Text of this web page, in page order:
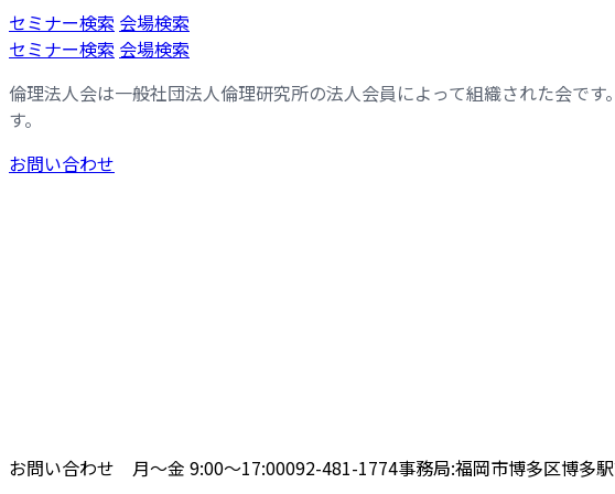
コ
ン
ン
ツ
へ
ス
ナ
ビ
ー
シ
ョ
ン
セミナー検索 会場検索
セミナー検索 会場検索
倫理法人会は一般社団法人倫理研究所の法人会員によって組織された会で
す。
お問い合わせ
お問い合わせ 月〜金 9:00〜17:00092-481-1774事務局:福岡市博多区博多